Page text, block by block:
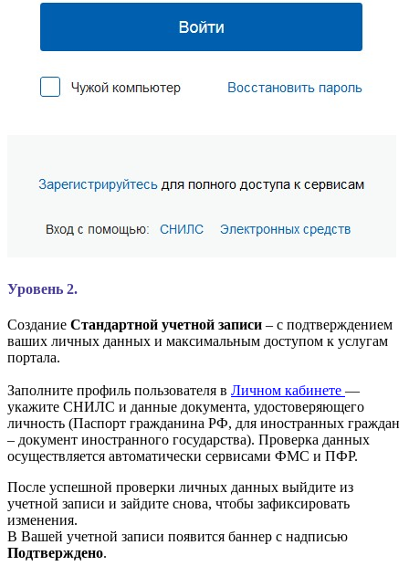
Уровень 2.
Создание Стандартной учетной записи – с подтверждением
ваших личных данных и максимальным доступом к услугам
портала.
Заполните профиль пользователя в Личном кабинете —
укажите СНИЛС и данные документа, удостоверяющего
личность (Паспорт гражданина РФ, для иностранных граждан
– документ иностранного государства). Проверка данных
осуществляется автоматически сервисами ФМС и ПФР.
После успешной проверки личных данных выйдите из
учетной записи и зайдите снова, чтобы зафиксировать
изменения.
В Вашей учетной записи появится баннер с надписью
Подтверждено.